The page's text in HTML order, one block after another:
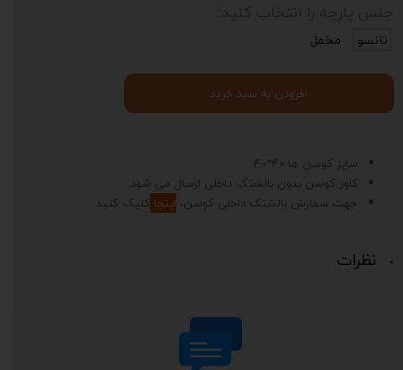
سایز کوسن ها 40*40
کاور کوسن بدون بالشتک داخلی ارسال می شود.
جهت سفارش بالشتک داخلی کوسن، اینجا کلیک کنید.
تانسو مخمل
افزودن به سبد خرید
نظرات